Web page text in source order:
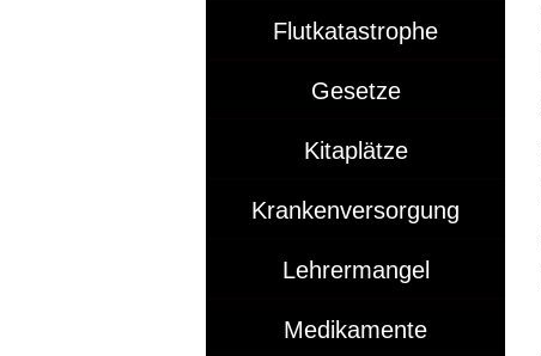
Flutkatastrophe
Gesetze
Kitaplätze
Krankenversorgung
Lehrermangel
Medikamente